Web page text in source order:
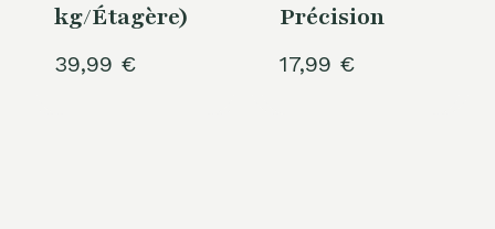
kg/Étagère)
39,99 €
Précision
17,99 €